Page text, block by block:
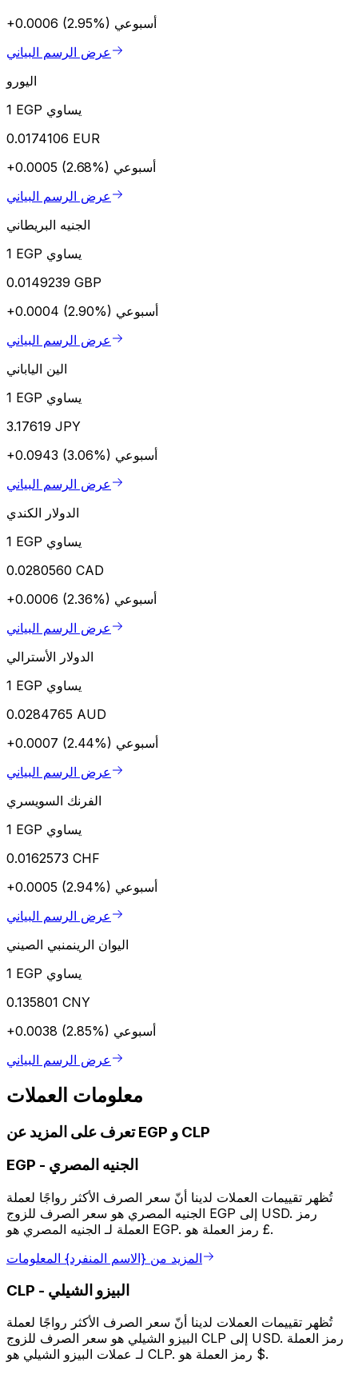
+0.0006 (2.95%) أسبوعي
عرض الرسم البياني
اليورو
1 EGP يساوي
0.0174106 EUR
+0.0005 (2.68%) أسبوعي
عرض الرسم البياني
الجنيه البريطاني
1 EGP يساوي
0.0149239 GBP
+0.0004 (2.90%) أسبوعي
عرض الرسم البياني
الين الياباني
1 EGP يساوي
3.17619 JPY
+0.0943 (3.06%) أسبوعي
عرض الرسم البياني
الدولار الكندي
1 EGP يساوي
0.0280560 CAD
+0.0006 (2.36%) أسبوعي
عرض الرسم البياني
الدولار الأسترالي
1 EGP يساوي
0.0284765 AUD
+0.0007 (2.44%) أسبوعي
عرض الرسم البياني
الفرنك السويسري
1 EGP يساوي
0.0162573 CHF
+0.0005 (2.94%) أسبوعي
عرض الرسم البياني
اليوان الرينمنبي الصيني
1 EGP يساوي
0.135801 CNY
+0.0038 (2.85%) أسبوعي
عرض الرسم البياني
معلومات العملات
تعرف على المزيد عن EGP و CLP
EGP - الجنيه المصري
تُظهر تقييمات العملات لدينا أنّ سعر الصرف الأكثر رواجًا لعملة
الجنيه المصري هو سعر الصرف للزوج EGP إلى USD. رمز
العملة لـ الجنيه المصري هو EGP. رمز العملة هو £.
المزيد من {الاسم المنفرد} المعلومات
CLP - البيزو الشيلي
تُظهر تقييمات العملات لدينا أنّ سعر الصرف الأكثر رواجًا لعملة
البيزو الشيلي هو سعر الصرف للزوج CLP إلى USD. رمز العملة
لـ عملات البيزو الشيلي هو CLP. رمز العملة هو $.